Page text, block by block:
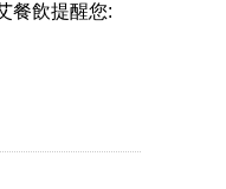
餐飲提醒您: